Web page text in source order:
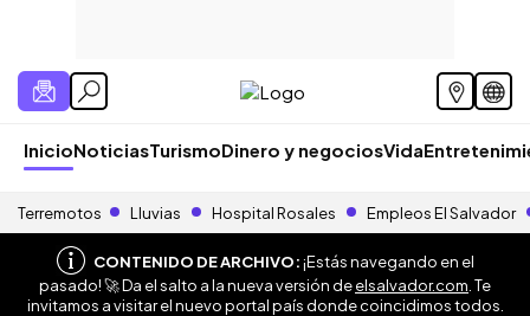
InicioNoticiasTurismoDinero y negociosVida
Terremotos Lluvias Hospital Rosales Empleos El Salvador
CONTENIDO DE ARCHIVO:¡Estás navegando en el
pasado! 🚀 Da el salto a la nueva versión deelsalvador.com . Te
invitamos a visitar el nuevo portal país donde coincidimos todos.